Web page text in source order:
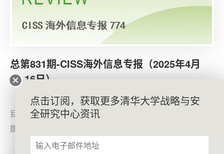
总第831期-CISS海外信息专报（2025年4月
14-16日）
4月14日，美国战略与国际研究中心（CSIS）经济项
目高级顾问威廉·赖因施（William A. Reinsch）撰文《特
朗普关税政策的中长期影响》，分析特朗普政府大规模加
征关税后给美国经济与全球供应链带来的中长期挑战。目
点击订阅，获取更多清华大学战略与安
全研究中心资讯